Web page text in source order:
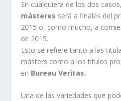
En cualquiera de los dos
másteres será a finales del
2015 o, como mucho, a
de 2015.
Esto se refiere tanto a las
másters como a los títulos
en Bureau Veritas.
Una de las variedades que